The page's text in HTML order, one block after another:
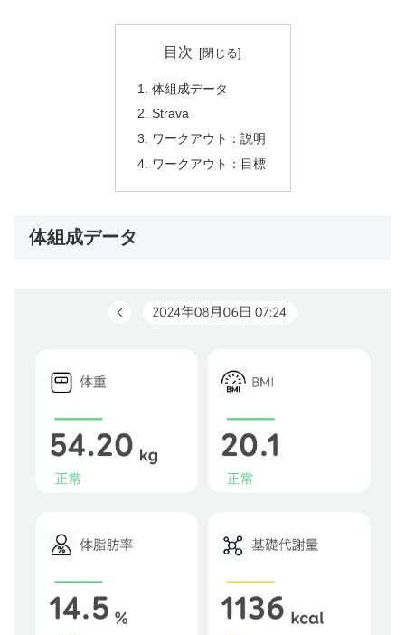
目次
体組成データ
Strava
ワークアウト：説明
ワークアウト：目標
体組成データ